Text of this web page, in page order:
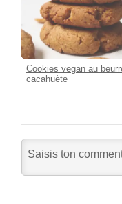
Cookies vegan au
cacahuète